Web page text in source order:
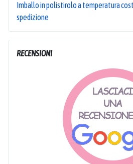
Imballo in polistirolo a temperatura
spedizione
RECENSIONI